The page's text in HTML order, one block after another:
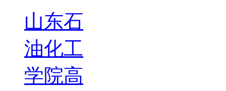
山东石
油化工
学院高